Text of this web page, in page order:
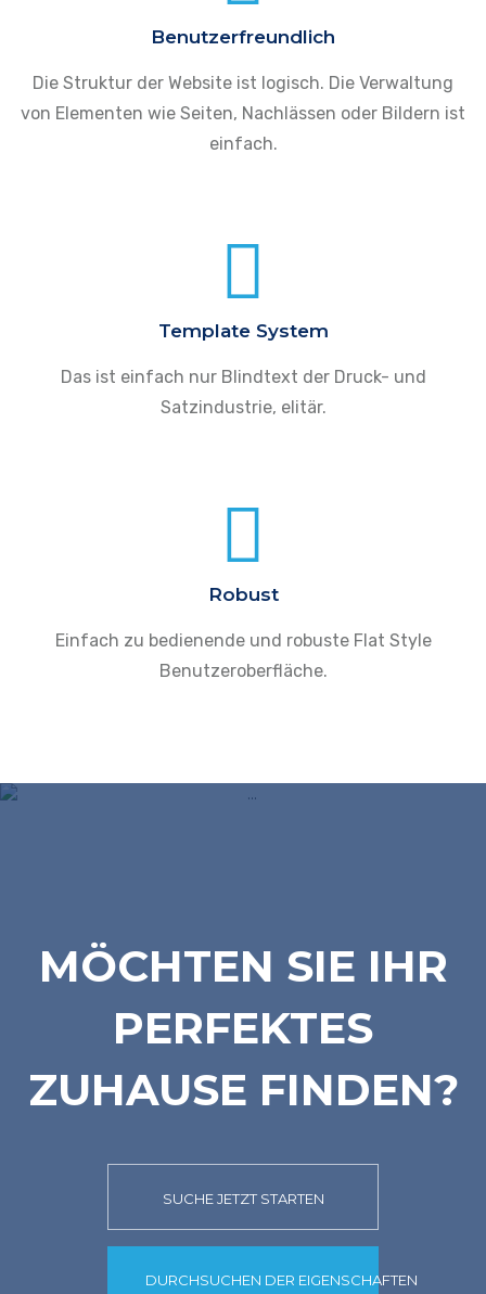
Benutzerfreundlich
Die Struktur der Website ist logisch. Die Verwaltung
von Elementen wie Seiten, Nachlässen oder Bildern ist
einfach.
Template System
Das ist einfach nur Blindtext der Druck- und
Satzindustrie, elitär.
Robust
Einfach zu bedienende und robuste Flat Style
Benutzeroberfläche.
MÖCHTEN SIE IHR
PERFEKTES
ZUHAUSE FINDEN?
SUCHE JETZT STARTEN
DURCHSUCHEN DER EIGENSCHAFTEN